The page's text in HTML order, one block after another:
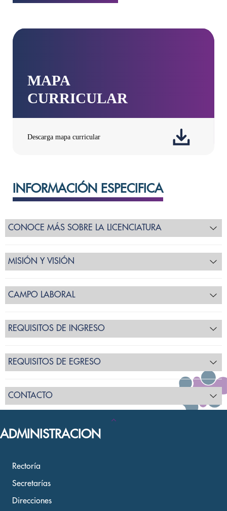
INFORMACIÓN ESPECIFICA
CONOCE MÁS SOBRE LA LICENCIATURA
MISIÓN Y VISIÓN
CAMPO LABORAL
REQUISITOS DE INGRESO
REQUISITOS DE EGRESO
CONTACTO
ADMINISTRACION
Rectoría
Secretarías
Direcciones